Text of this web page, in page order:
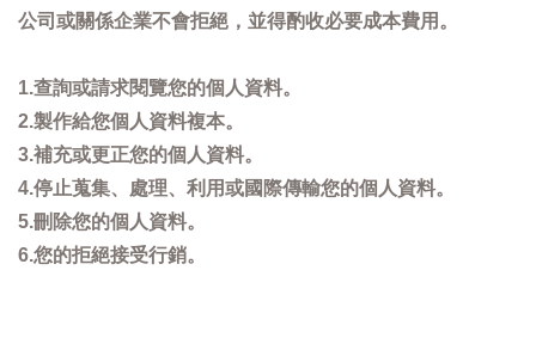
公司或關係企業不會拒絕，並得酌收必要成本費用。
1.查詢或請求閱覽您的個人資料。
2.製作給您個人資料複本。
3.補充或更正您的個人資料。
4.停止蒐集、處理、利用或國際傳輸您的個人資料。
5.刪除您的個人資料。
6.您的拒絕接受行銷。